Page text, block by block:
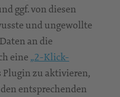
ggf. von diesen
und ungewollte
an die
eine „2-Klick-
Plugin zu aktivieren,
entsprechenden